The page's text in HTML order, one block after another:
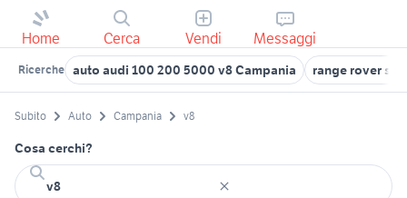
Home Cerca Vendi Messaggi
Ricerche auto audi 100 200 5000 v8 Campania range rover
Subito Auto Campania v8
Cosa cerchi?